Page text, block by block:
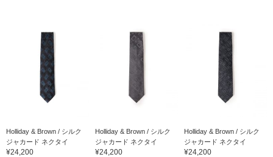
Holliday & Brown / シルク
ジャカード ネクタイ
¥24,200
Holliday & Brown / シルク
ジャカード ネクタイ
¥24,200
Holliday & Brown / シルク
ジャカード ネクタイ
¥24,200